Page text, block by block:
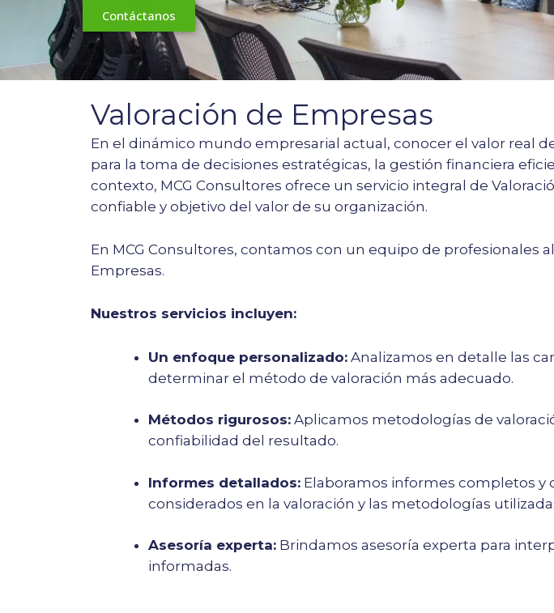
Contáctanos
Valoración de Empresas
En el dinámico mundo empresarial actual, conocer el valor real
para la toma de decisiones estratégicas, la gestión financiera
contexto, MCG Consultores ofrece un servicio integral de
confiable y objetivo del valor de su organización.
En MCG Consultores, contamos con un equipo de profesionales
Empresas.
Nuestros servicios incluyen:
Un enfoque personalizado: Analizamos en detalle las
determinar el método de valoración más adecuado.
Métodos rigurosos: Aplicamos metodologías de
confiabilidad del resultado.
Informes detallados: Elaboramos informes completos y
considerados en la valoración y las metodologías
Asesoría experta: Brindamos asesoría experta para
informadas.